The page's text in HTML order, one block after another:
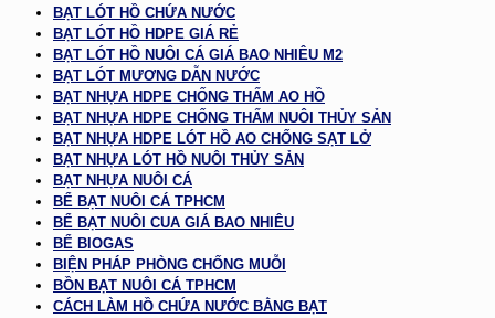
BẠT LÓT HỒ CHỨA NƯỚC
BẠT LÓT HỒ HDPE GIÁ RẺ
BẠT LÓT HỒ NUÔI CÁ GIÁ BAO NHIÊU M2
BẠT LÓT MƯƠNG DẪN NƯỚC
BẠT NHỰA HDPE CHỐNG THẤM AO HỒ
BẠT NHỰA HDPE CHỐNG THẤM NUÔI THỦY SẢN
BẠT NHỰA HDPE LÓT HỒ AO CHỐNG SẠT LỞ
BẠT NHỰA LÓT HỒ NUÔI THỦY SẢN
BẠT NHỰA NUÔI CÁ
BỂ BẠT NUÔI CÁ TPHCM
BỂ BẠT NUÔI CUA GIÁ BAO NHIÊU
BỂ BIOGAS
BIỆN PHÁP PHÒNG CHỐNG MUỖI
BỒN BẠT NUÔI CÁ TPHCM
CÁCH LÀM HỒ CHỨA NƯỚC BẰNG BẠT